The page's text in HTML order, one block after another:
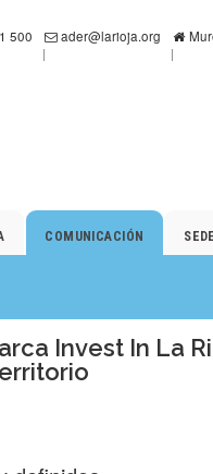
500 ader@larioja.org
COMUNICACIÓN
Invest In La